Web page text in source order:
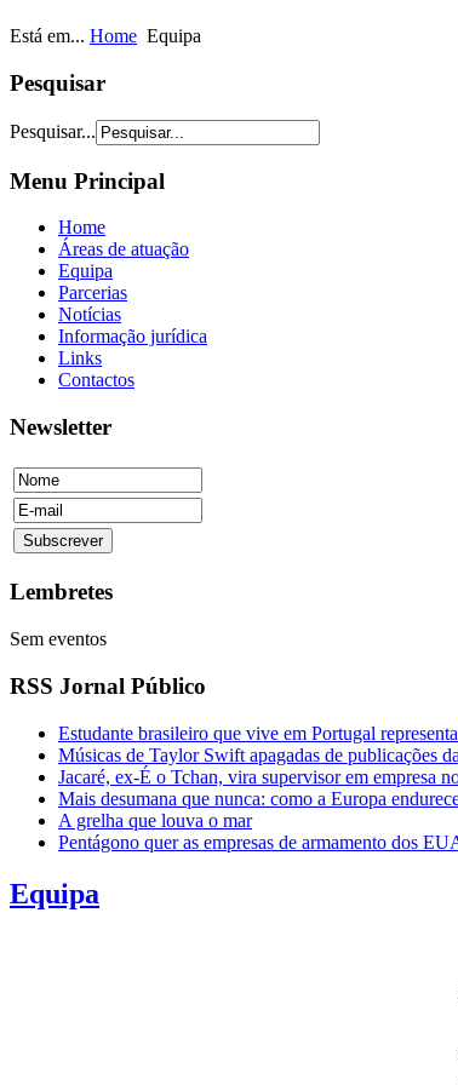
Está em... Home Equipa
Pesquisar
Pesquisar...
Menu Principal
Home
Áreas de atuação
Equipa
Parcerias
Notícias
Informação jurídica
Links
Contactos
Newsletter
Lembretes
Sem eventos
RSS Jornal Público
Estudante brasileiro que vive em Portugal
Músicas de Taylor Swift apagadas de publicações
Jacaré, ex-É o Tchan, vira supervisor em empresa
Mais desumana que nunca: como a Europa
A grelha que louva o mar
Pentágono quer as empresas de armamento dos
Equipa